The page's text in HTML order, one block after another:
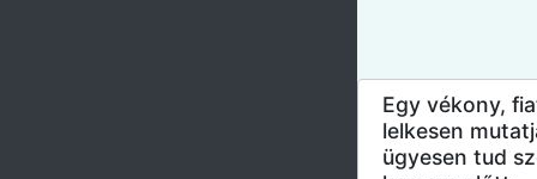
Egy vékony,
lelkesen
ügyesen tud